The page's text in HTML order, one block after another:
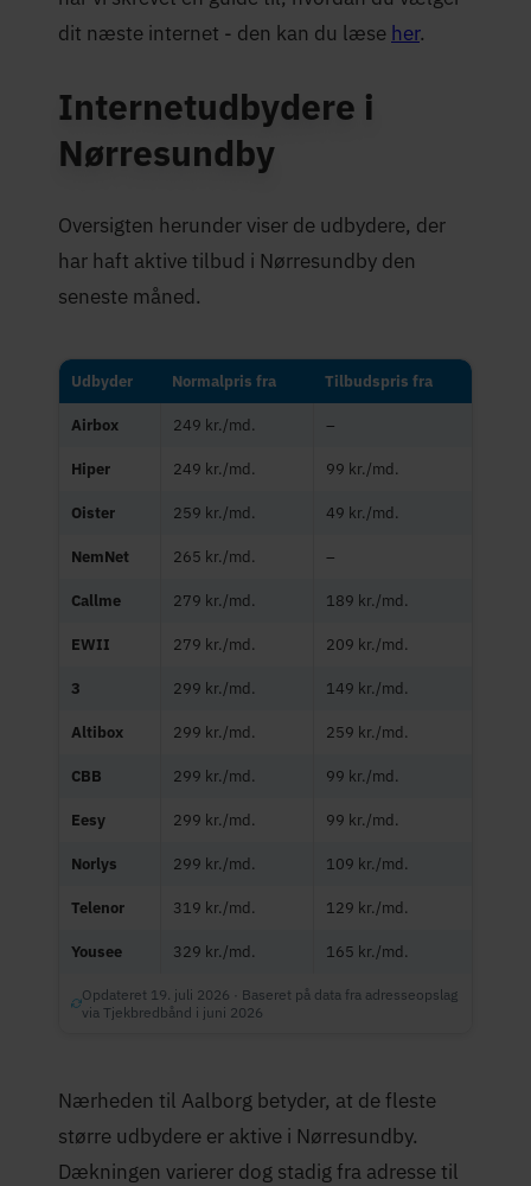
dit næste internet - den kan du læse her.
Internetudbydere i
Nørresundby
Oversigten herunder viser de udbydere, der
har haft aktive tilbud i Nørresundby den
seneste måned.
Udbyder Normalpris fra Tilbudspris fra
Airbox 249 kr./md. –
Hiper 249 kr./md. 99 kr./md.
Oister 259 kr./md. 49 kr./md.
NemNet 265 kr./md. –
Callme 279 kr./md. 189 kr./md.
EWII 279 kr./md. 209 kr./md.
3 299 kr./md. 149 kr./md.
Altibox 299 kr./md. 259 kr./md.
CBB 299 kr./md. 99 kr./md.
Eesy 299 kr./md. 99 kr./md.
Norlys 299 kr./md. 109 kr./md.
Telenor 319 kr./md. 129 kr./md.
Yousee 329 kr./md. 165 kr./md.
Opdateret 19. juli 2026 · Baseret på data fra adresseopslag
via Tjekbredbånd i juni 2026
Nærheden til Aalborg betyder, at de fleste
større udbydere er aktive i Nørresundby.
Dækningen varierer dog stadig fra adresse til